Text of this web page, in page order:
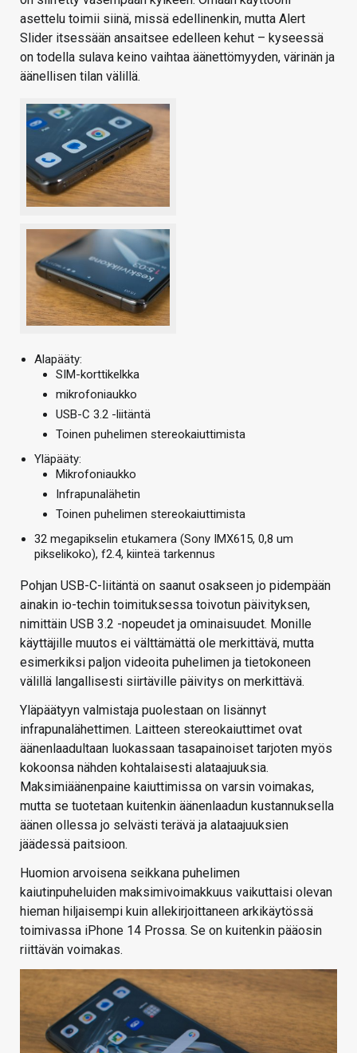
asettelu toimii siinä, missä edellinenkin, mutta Alert
Slider itsessään ansaitsee edelleen kehut – kyseessä
on todella sulava keino vaihtaa äänettömyyden, värinän ja
äänellisen tilan välillä.
Alapääty:
SIM-korttikelkka
mikrofoniaukko
USB-C 3.2 -liitäntä
Toinen puhelimen stereokaiuttimista
Yläpääty:
Mikrofoniaukko
Infrapunalähetin
Toinen puhelimen stereokaiuttimista
32 megapikselin etukamera (Sony IMX615, 0,8 um
pikselikoko), f2.4, kiinteä tarkennus
Pohjan USB-C-liitäntä on saanut osakseen jo pidempään
ainakin io-techin toimituksessa toivotun päivityksen,
nimittäin USB 3.2 -nopeudet ja ominaisuudet. Monille
käyttäjille muutos ei välttämättä ole merkittävä, mutta
esimerkiksi paljon videoita puhelimen ja tietokoneen
välillä langallisesti siirtäville päivitys on merkittävä.
Yläpäätyyn valmistaja puolestaan on lisännyt
infrapunalähettimen. Laitteen stereokaiuttimet ovat
äänenlaadultaan luokassaan tasapainoiset tarjoten myös
kokoonsa nähden kohtalaisesti alataajuuksia.
Maksimiäänenpaine kaiuttimissa on varsin voimakas,
mutta se tuotetaan kuitenkin äänenlaadun kustannuksella
äänen ollessa jo selvästi terävä ja alataajuuksien
jäädessä paitsioon.
Huomion arvoisena seikkana puhelimen
kaiutinpuheluiden maksimivoimakkuus vaikuttaisi olevan
hieman hiljaisempi kuin allekirjoittaneen arkikäytössä
toimivassa iPhone 14 Prossa. Se on kuitenkin pääosin
riittävän voimakas.